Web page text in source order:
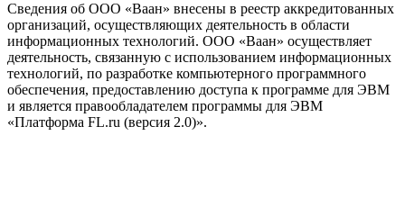
Сведения об ООО «Ваан» внесены в реестр аккредитованных
организаций, осуществляющих деятельность в области
информационных технологий. ООО «Ваан» осуществляет
деятельность, связанную с использованием информационных
технологий, по разработке компьютерного программного
обеспечения, предоставлению доступа к программе для ЭВМ
и является правообладателем программы для ЭВМ
«Платформа FL.ru (версия 2.0)».